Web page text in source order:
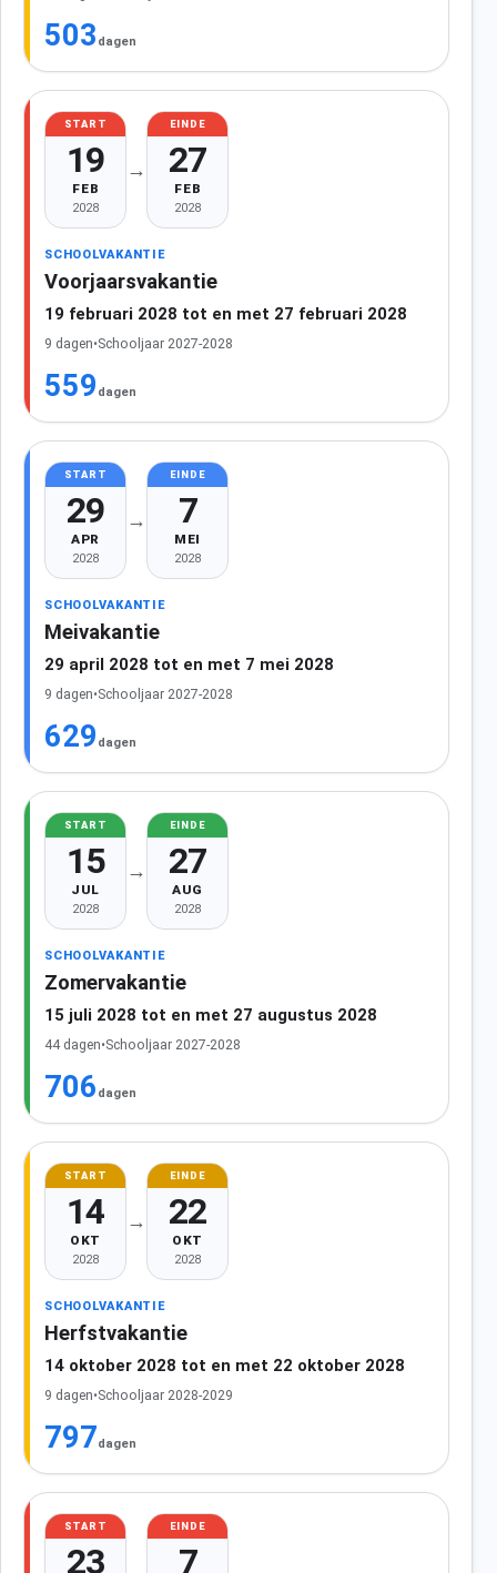
503 dagen
START
19
FEB
2028
→
EINDE
27
FEB
2028
SCHOOLVAKANTIE
Voorjaarsvakantie
19 februari 2028 tot en met 27 februari 2028
9 dagen•Schooljaar 2027-2028
559 dagen
START
29
APR
2028
→
EINDE
7
MEI
2028
SCHOOLVAKANTIE
Meivakantie
29 april 2028 tot en met 7 mei 2028
9 dagen•Schooljaar 2027-2028
629 dagen
START
15
JUL
2028
→
EINDE
27
AUG
2028
SCHOOLVAKANTIE
Zomervakantie
15 juli 2028 tot en met 27 augustus 2028
44 dagen•Schooljaar 2027-2028
706 dagen
START
14
OKT
2028
→
EINDE
22
OKT
2028
SCHOOLVAKANTIE
Herfstvakantie
14 oktober 2028 tot en met 22 oktober 2028
9 dagen•Schooljaar 2028-2029
797dagen
START
23
EINDE
7